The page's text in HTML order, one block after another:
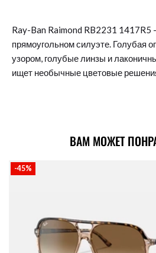
Ray-Ban Raimond RB2231 1417R5
прямоугольном силуэте. Голубая
узором, голубые линзы и
ищет необычные цветовые
ВАМ МОЖЕТ
-45%